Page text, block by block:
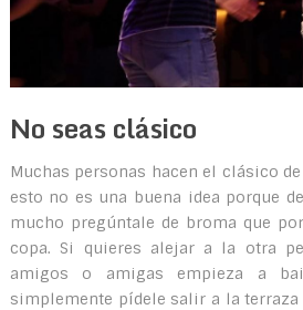
No seas clásico
Muchas personas hacen el clásico
esto no es una buena idea porque
mucho pregúntale de broma que
copa. Si quieres alejar a la otra
amigos o amigas empieza a
simplemente pídele salir a la